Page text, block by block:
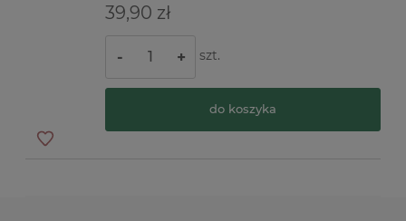
39,90 zł
- + szt.
do koszyka